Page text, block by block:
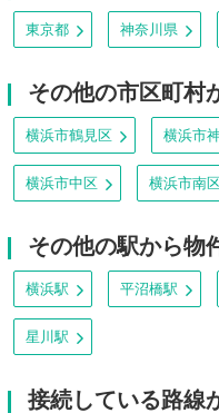
東京都 神奈川県
その他の市区町村
横浜市鶴見区 横浜市
横浜市中区 横浜市南
その他の駅から物
横浜駅 平沼橋駅
星川駅
接続している路線